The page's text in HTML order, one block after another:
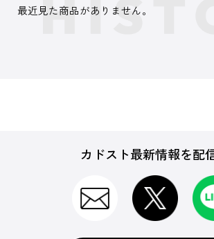
最近見た商品がありません。
カドスト最新情報を配